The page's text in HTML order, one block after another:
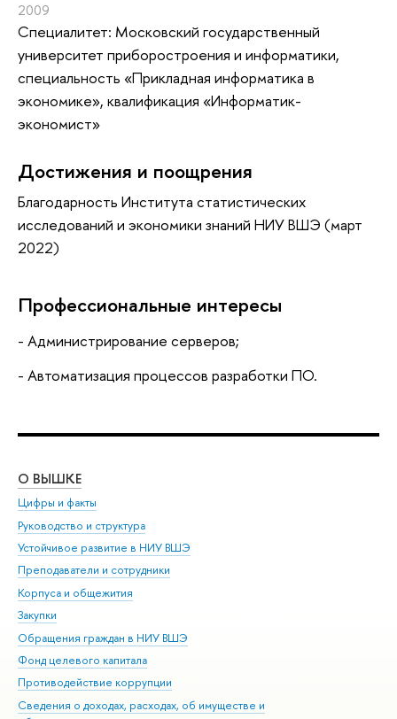
2009
Специалитет: Московский государственный
университет приборостроения и информатики,
специальность «Прикладная информатика в
экономике», квалификация «Информатик-
экономист»
Достижения и поощрения
Благодарность Института статистических
исследований и экономики знаний НИУ ВШЭ (март
2022)
Профессиональные интересы
- Администрирование серверов;
- Автоматизация процессов разработки ПО.
О ВЫШКЕ
Цифры и факты
Руководство и структура
Устойчивое развитие в НИУ ВШЭ
Преподаватели и сотрудники
Корпуса и общежития
Закупки
Обращения граждан в НИУ ВШЭ
Фонд целевого капитала
Противодействие коррупции
Сведения о доходах, расходах, об имуществе и